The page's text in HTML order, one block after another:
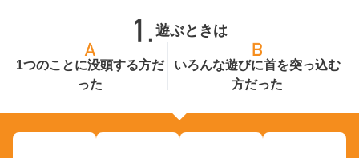
遊ぶときは
1つのことに没頭する方だ
った
いろんな遊びに首を突っ込む
方だった